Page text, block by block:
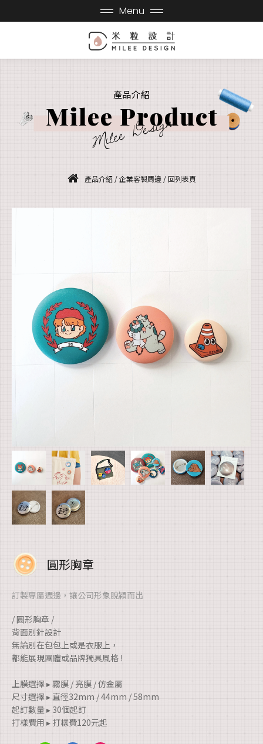
Menu
產品介紹
Milee Product
Milee Design
產品介紹 / 企業客製周邊 / 回列表頁
圓形胸章
訂製專屬週邊，讓公司形象脫穎而出
/ 圓形胸章 /
背面別針設計
無論別在包包上或是衣服上，
都能展現團體或品牌獨具風格 !
上膜選擇 ▸ 霧膜 / 亮膜 / 仿金屬
尺寸選擇 ▸ 直徑32mm / 44mm / 58mm
起訂數量 ▸ 30個起訂
打樣費用 ▸ 打樣費120元起